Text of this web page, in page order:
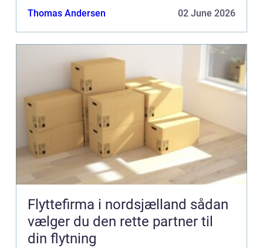
Aalborg, der matcher dine behov og ønsker. I
Thomas Andersen 02 June 2026
Flyttefirma i nordsjælland sådan
vælger du den rette partner til
din flytning